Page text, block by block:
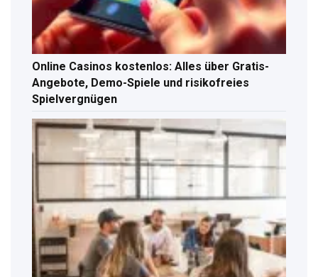
Online Casinos kostenlos: Alles über Gratis-
Angebote, Demo-Spiele und risikofreies
Spielvergnügen